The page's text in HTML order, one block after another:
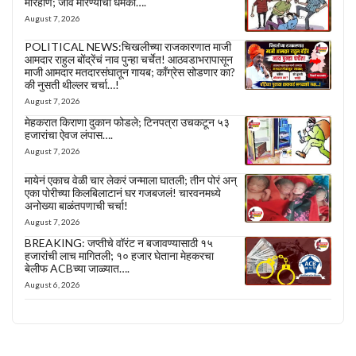
August 7, 2026
POLITICAL NEWS:चिखलीच्या राजकारणात माजी
आमदार राहुल बोंद्रेंचं नाव पुन्हा चर्चेत! आठवडाभरापासून
माजी आमदार मतदारसंघातून गायब; काँग्रेस सोडणार का?
की नुसती थील्लर चर्चा…!
August 7, 2026
मेहकरात किराणा दुकान फोडले; टिनपत्रा उचकटून ५३
हजारांचा ऐवज लंपास….
August 7, 2026
मायेनं एकाच वेळी चार लेकरं जन्माला घातली; तीन पोरं अन्
एका पोरीच्या किलबिलाटानं घर गजबजलं! चारवनमध्ये
अनोख्या बाळंतपणाची चर्चा!
August 7, 2026
BREAKING: जप्तीचे वॉरंट न बजावण्यासाठी १५
हजारांची लाच मागितली; १० हजार घेताना मेहकरचा
बेलीफ ACBच्या जाळ्यात….
August 6, 2026